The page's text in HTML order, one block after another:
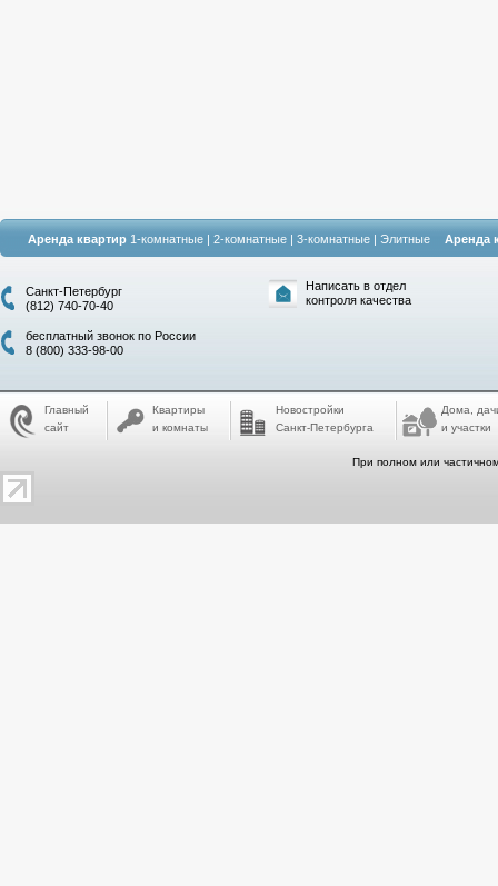
Аренда квартир 1-комнатные | 2-комнатные | 3-комнатные | Элитные Аренда
Санкт-Петербург
(812) 740-70-40
бесплатный звонок по России
8 (800) 333-98-00
Написать в отдел
контроля качества
Главный
сайт
Квартиры
и комнаты
Новостройки
Санкт-Петербурга
Дома,
и участки
При полном или